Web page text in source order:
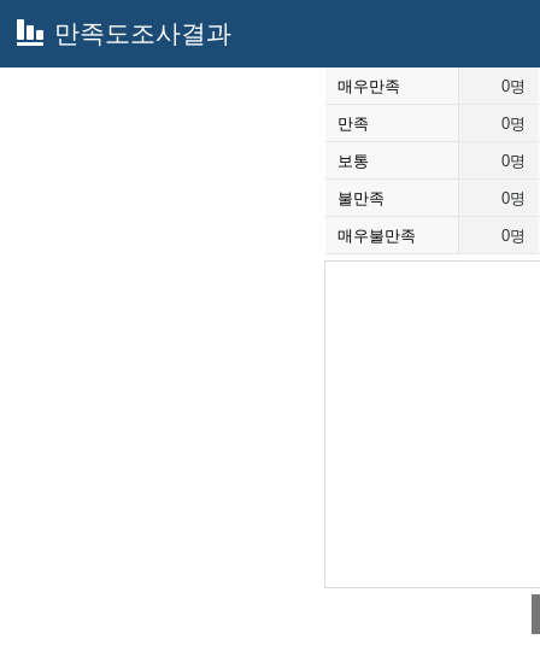
만족도조사결과
매우만족 0명
만족 0명
보통 0명
불만족 0명
매우불만족 0명